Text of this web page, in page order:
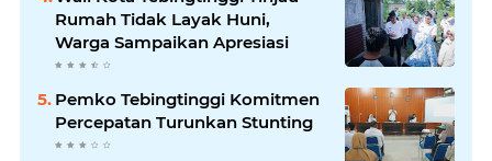
Rumah Tidak Layak Huni,
Warga Sampaikan Apresiasi
Pemko Tebingtinggi Komitmen
Percepatan Turunkan Stunting